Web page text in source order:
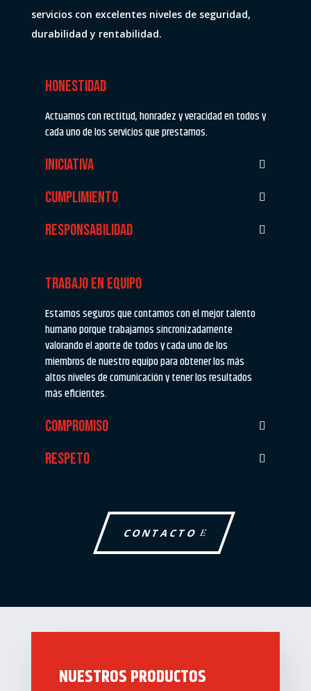
servicios con excelentes niveles de seguridad,
durabilidad y rentabilidad.
HONESTIDAD
Actuamos con rectitud, honradez y veracidad en todos y
cada uno de los servicios que prestamos.
INICIATIVA
CUMPLIMIENTO
RESPONSABILIDAD
TRABAJO EN EQUIPO
Estamos seguros que contamos con el mejor talento
humano porque trabajamos sincronizadamente
valorando el aporte de todos y cada uno de los
miembros de nuestro equipo para obtener los más
altos niveles de comunicación y tener los resultados
más eficientes.
COMPROMISO
RESPETO
CONTACTO
NUESTROS PRODUCTOS